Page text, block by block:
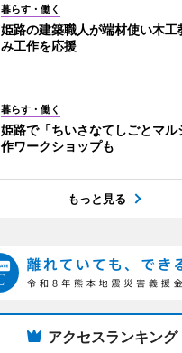
暮らす・働く
姫路の建築職人が端材使い木
み工作を応援
暮らす・働く
姫路で「ちいさなてしごとマ
作ワークショップも
もっと見る
アクセスランキング